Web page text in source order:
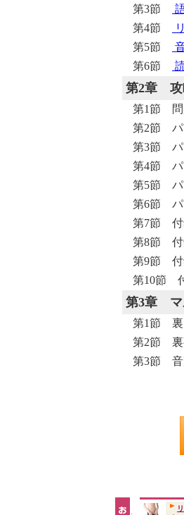
第3節
第4節
第5節
第6節
第2章
第1節 問
第2節 パ
第3節 パ
第4節 パ
第5節 パ
第6節 パ
第7節 付
第8節 付
第9節 付
第10節
第3章
第1節 裏
第2節 裏
第3節 音